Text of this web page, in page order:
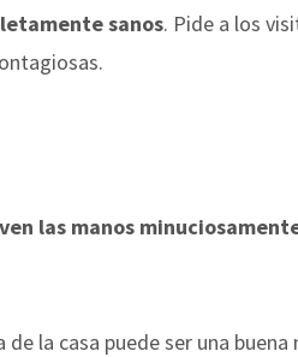
sanos. Pide a los
las manos
la casa puede ser una